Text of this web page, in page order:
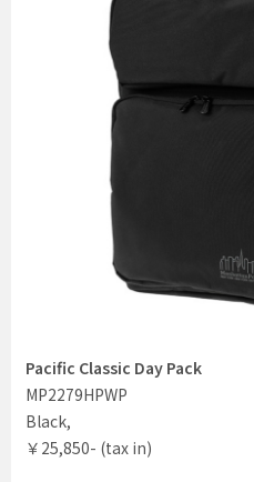
Pacific Classic Day Pack
MP2279HPWP
Black,
￥25,850- (tax in)